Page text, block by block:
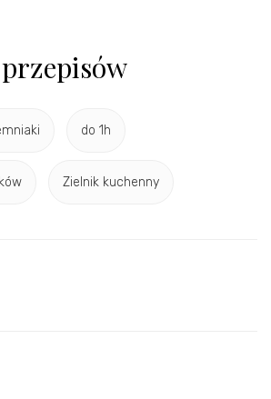
do 1h
Zielnik kuchenny